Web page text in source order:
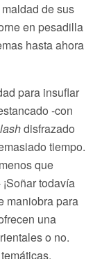
de sus
en pesadilla
hasta ahora
para insuflar
-con
disfrazado
tiempo.
que
todavía
maniobra para
una
o no.